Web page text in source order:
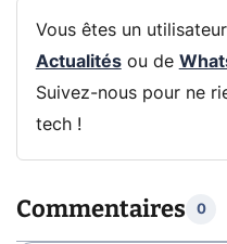
Vous êtes un
Actualitésou de
Suivez-nous pour ne
tech !
Commentaires 0